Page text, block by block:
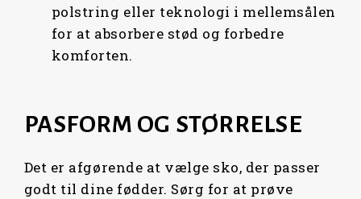
polstring eller teknologi i mellemsålen
for at absorbere stød og forbedre
komforten.
PASFORM OG STØRRELSE
Det er afgørende at vælge sko, der passer
godt til dine fødder. Sørg for at prøve